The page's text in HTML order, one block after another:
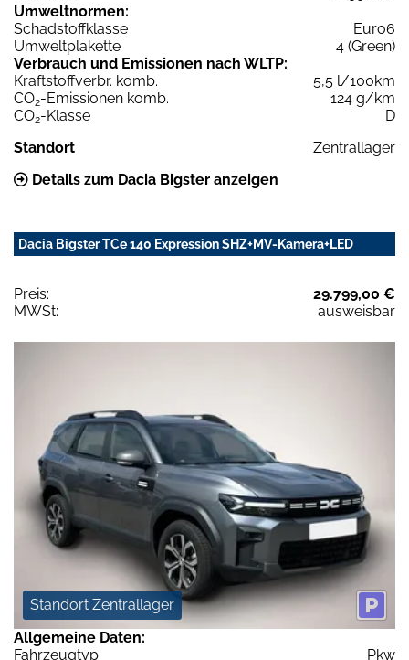
Umweltnormen:
Schadstoffklasse
Euro6
Umweltplakette
4 (Green)
Verbrauch und Emissionen nach WLTP:
Kraftstoffverbr. komb.
5,5 l/100km
CO2-Emissionen komb.
124 g/km
CO2-Klasse
D
Standort
Zentrallager
Details zum Dacia Bigster anzeigen
Dacia Bigster TCe 140 Expression SHZ+MV-Kamera+LED
Preis:
29.799,00 €
MWSt:
ausweisbar
Standort Zentrallager
Allgemeine Daten:
Fahrzeugtyp
Pkw